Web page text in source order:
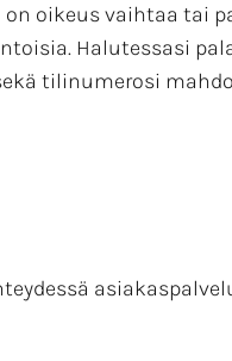
oikeus vaihtaa tai
Halutessasi
tilinumerosi